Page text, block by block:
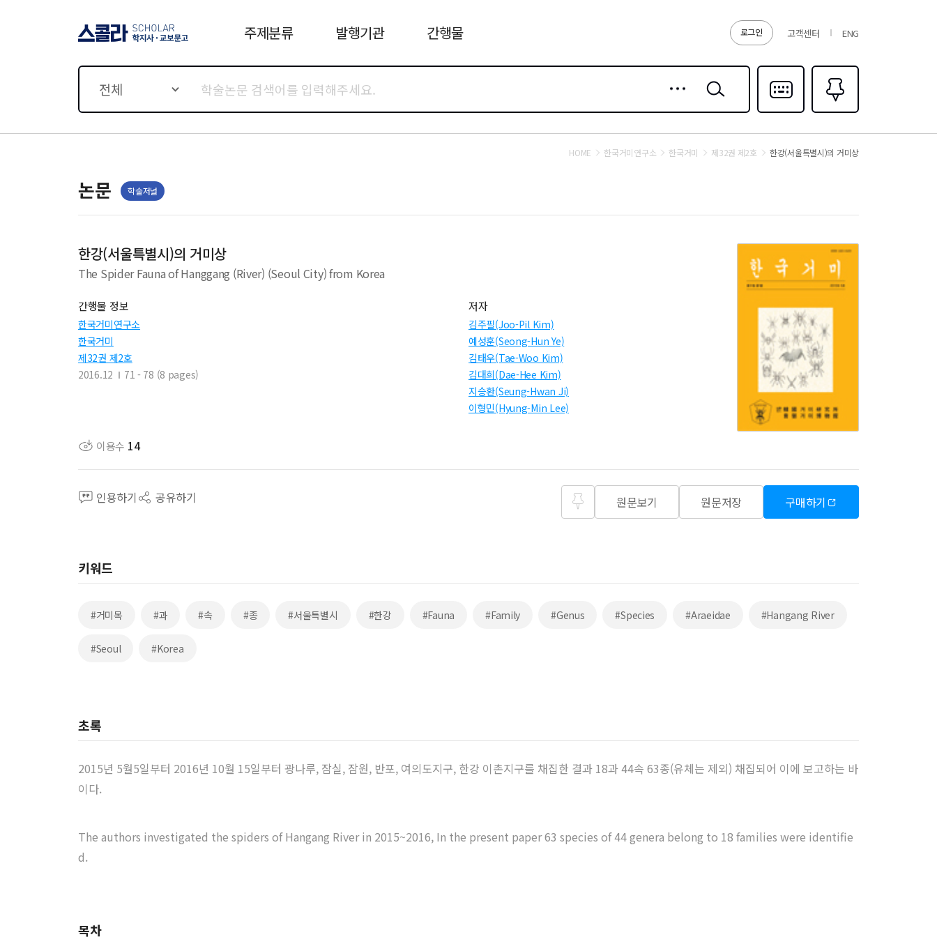
로그인 고객센터 ENG
주제분류 발행기관 간행물
전체
검색
다국어입력
즐겨찾기0
HOME 한국거미연구소 한국거미 제32권 제2호 한강(서울특별시)의 거미상
논문 학술저널
한강(서울특별시)의 거미상
The Spider Fauna of Hanggang (River) (Seoul City) from Korea
간행물 정보
한국거미연구소
한국거미
제32권 제2호
2016.12
71 - 78 (8 pages)
저자
김주필(Joo-Pil Kim)
예성훈(Seong-Hun Ye)
김태우(Tae-Woo Kim)
김대희(Dae-Hee Kim)
지승환(Seung-Hwan Ji)
이형민(Hyung-Min Lee)
이용수 14
인용하기 공유하기 원문보기 원문저장 구매하기
키워드
#거미목 #과 #속 #종 #서울특별시 #한강 #Fauna #Family #Genus #Species #Araeidae #Hangang River
#Seoul #Korea
초록
2015년 5월5일부터 2016년 10월 15일부터 광나루, 잠실, 잠원, 반포, 여의도지구, 한강 이촌지구를 채집한 결과 18과 44속 63종(유체는 제외) 채집되어 이에 보고하는 바
이다.
The authors investigated the spiders of Hangang River in 2015~2016, In the present paper 63 species of 44 genera belong to 18 families were identifie
d.
목차